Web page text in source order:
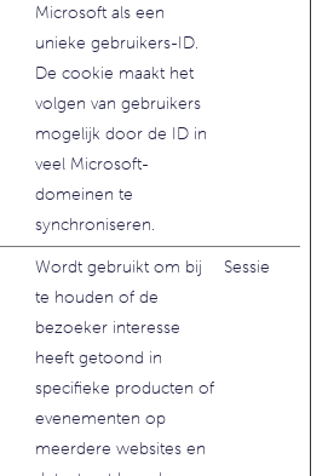
Microsoft als een
unieke gebruikers-ID.
De cookie maakt het
volgen van gebruikers
mogelijk door de ID in
veel Microsoft-
domeinen te
synchroniseren.
Wordt gebruikt om bij
te houden of de
bezoeker interesse
heeft getoond in
specifieke producten of
evenementen op
meerdere websites en
Sessie